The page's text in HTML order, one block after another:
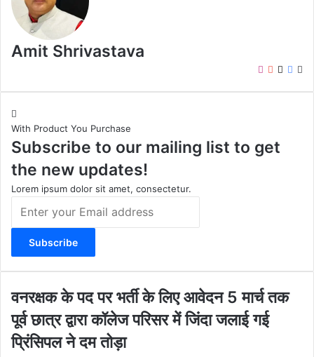
Amit Shrivastava
F
X
Y
b
g
With Product You Purchase
Subscribe to our mailing list to get
the new updates!
Lorem ipsum dolor sit amet, consectetur.
t
o
u
r
E
m
व
र
क्ष
वनरक्षक के पद पर भर्ती के लिए आवेदन 5 मार्च तक
पू
र्व
छा
पूर्व छात्र द्वारा कॉलेज परिसर में जिंदा जलाई गई
प्रिंसिपल ने दम तोड़ा